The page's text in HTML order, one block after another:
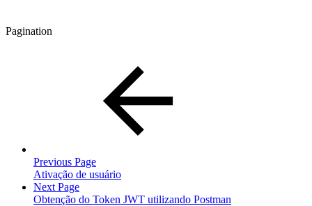
Pagination
Previous Page
Ativação de usuário
Next Page
Obtenção do Token JWT utilizando Postman